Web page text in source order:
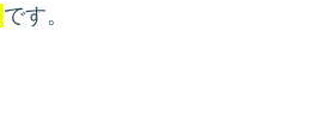
です。